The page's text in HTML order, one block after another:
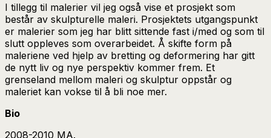
I tillegg til malerier vil jeg også vise et prosjekt som
består av skulpturelle maleri. Prosjektets utgangspunkt
er malerier som jeg har blitt sittende fast i/med og som til
slutt oppleves som overarbeidet. Å skifte form på
maleriene ved hjelp av bretting og deformering har gitt
de nytt liv og nye perspektiv kommer frem. Et
grenseland mellom maleri og skulptur oppstår og
maleriet kan vokse til å bli noe mer.
Bio
2008-2010 MA.